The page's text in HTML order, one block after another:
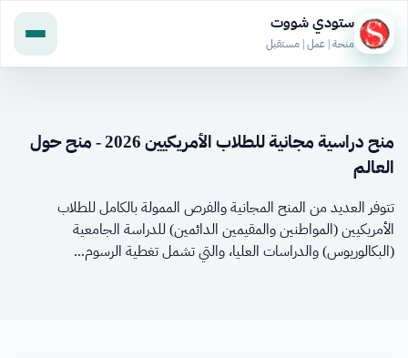
ستودي شووت
منحة | عمل | مستقبل
منح دراسية مجانية للطلاب الأمريكيين 2026 - منح حول
العالم
تتوفر العديد من المنح المجانية والفرص الممولة بالكامل للطلاب
الأمريكيين (المواطنين والمقيمين الدائمين) للدراسة الجامعية
(البكالوريوس) والدراسات العليا، والتي تشمل تغطية الرسوم...